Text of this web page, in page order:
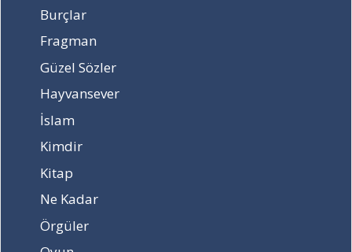
Burçlar
Fragman
Güzel Sözler
Hayvansever
İslam
Kimdir
Kitap
Ne Kadar
Örgüler